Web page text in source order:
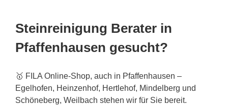
Steinreinigung Berater in
Pfaffenhausen gesucht?
🥇 FILA Online-Shop, auch in Pfaffenhausen –
Egelhofen, Heinzenhof, Hertlehof, Mindelberg und
Schöneberg, Weilbach stehen wir für Sie bereit.